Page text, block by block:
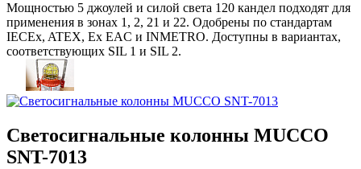
Мощностью 5 джоулей и силой света 120 кандел подходят для
применения в зонах 1, 2, 21 и 22. Одобрены по стандартам
IECEx, ATEX, Ex EAC и INMETRO. Доступны в вариантах,
соответствующих SIL 1 и SIL 2.
Светосигнальные колонны MUCCO
SNT-7013